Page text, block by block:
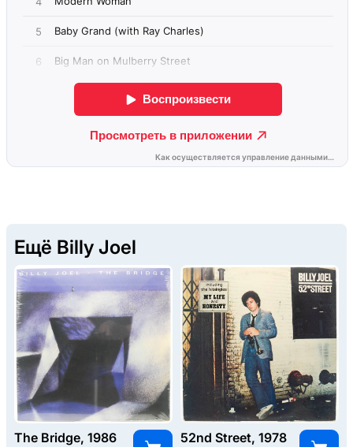
Ещё Billy Joel
The Bridge, 1986 52nd Street, 1978